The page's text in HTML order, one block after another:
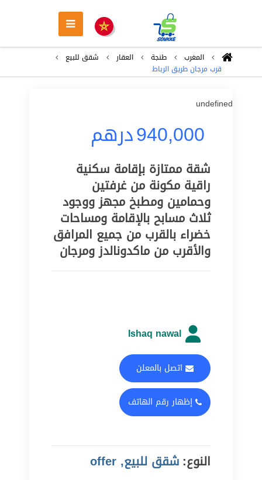
المغرب طنجة العقار
شقق للبيع
قرب مرجان طريق الرباط
undefined
940,000درهم
شقة ممتازة بإقامة سكنية
راقية مكونة من غرفتين
وحمامين ومطبخ مجهز ووجود
ثلاث مسابح بالإقامة ومساحات
خضراء بالقرب من جميع المرافق
والأقرب من ماكدونالدز ومرجان
Ishaq nawal
اتصل بالمعلن
إظهار رقم الهاتف
النوع: شقق للبيع, offer